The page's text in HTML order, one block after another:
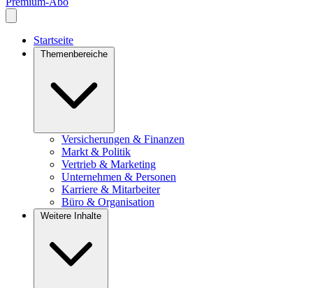
Startseite
Themenbereiche
Versicherungen & Finanzen
Markt & Politik
Vertrieb & Marketing
Unternehmen & Personen
Karriere & Mitarbeiter
Büro & Organisation
Weitere Inhalte